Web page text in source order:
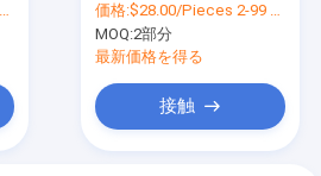
価格:$28.00/Pieces 2-99 Pieces
MOQ:2部分
最新価格を得る
接触